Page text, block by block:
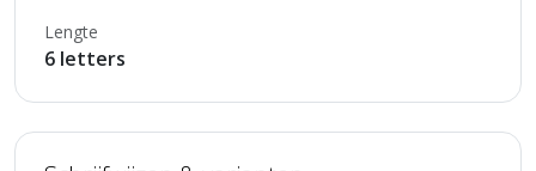
Lengte
6 letters